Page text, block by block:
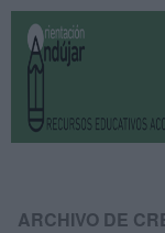
ARCHIVO DE